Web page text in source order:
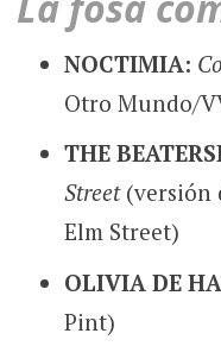
NOCTIMIA:
Otro Mundo/
THE
Street(versión
Elm Street)
OLIVIA DE
Pint)